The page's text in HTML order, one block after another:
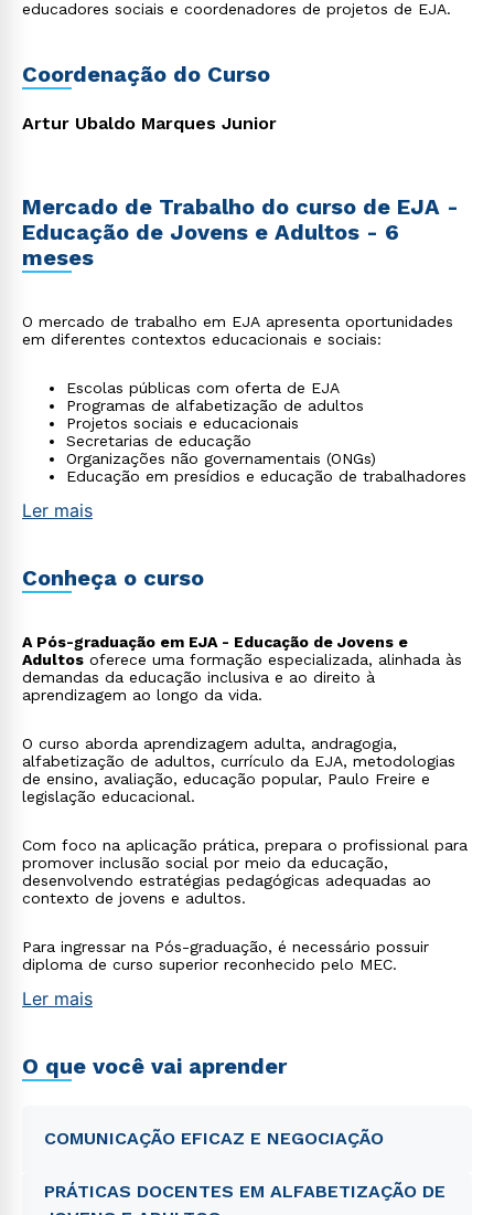
educadores sociais e coordenadores de projetos de EJA.
Coordenação do Curso
Artur Ubaldo Marques Junior
Mercado de Trabalho do curso de EJA -
Educação de Jovens e Adultos - 6
meses
O mercado de trabalho em EJA apresenta oportunidades
em diferentes contextos educacionais e sociais:
Escolas públicas com oferta de EJA
Programas de alfabetização de adultos
Projetos sociais e educacionais
Secretarias de educação
Organizações não governamentais (ONGs)
Educação em presídios e educação de trabalhadores
Ler mais
Conheça o curso
A Pós-graduação em EJA - Educação de Jovens e
Adultos oferece uma formação especializada, alinhada às
demandas da educação inclusiva e ao direito à
aprendizagem ao longo da vida.
O curso aborda aprendizagem adulta, andragogia,
alfabetização de adultos, currículo da EJA, metodologias
de ensino, avaliação, educação popular, Paulo Freire e
legislação educacional.
Com foco na aplicação prática, prepara o profissional para
promover inclusão social por meio da educação,
desenvolvendo estratégias pedagógicas adequadas ao
contexto de jovens e adultos.
Para ingressar na Pós-graduação, é necessário possuir
diploma de curso superior reconhecido pelo MEC.
Ler mais
O que você vai aprender
COMUNICAÇÃO EFICAZ E NEGOCIAÇÃO
PRÁTICAS DOCENTES EM ALFABETIZAÇÃO DE